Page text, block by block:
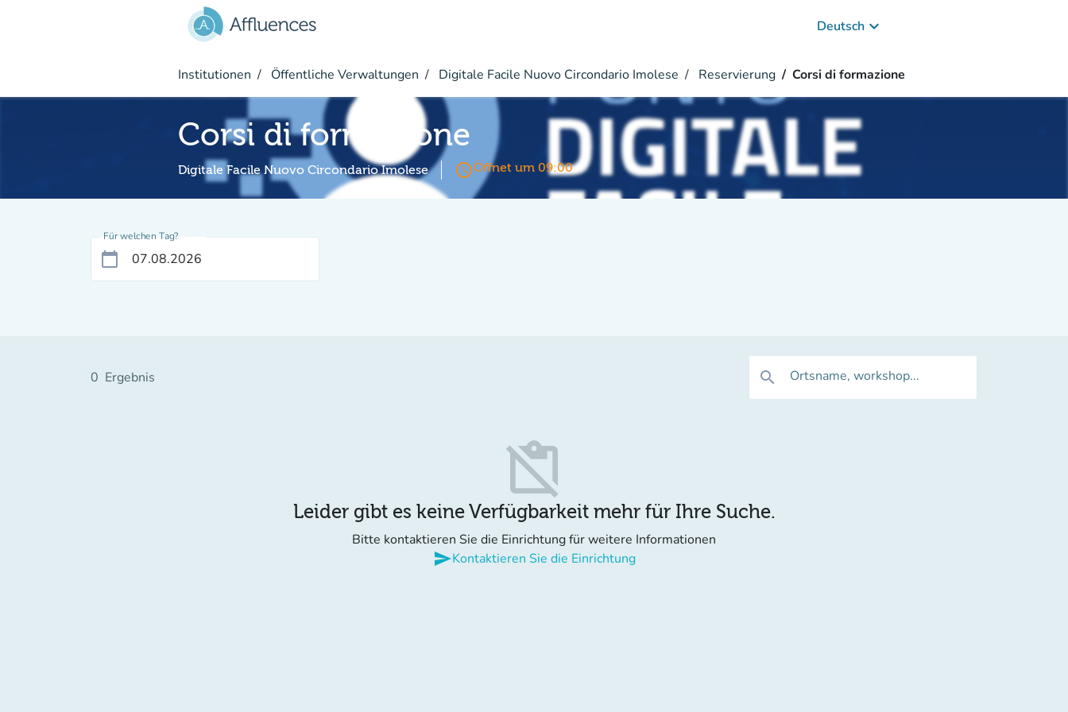
Deutsch keyboard_arrow_down
Institutionen Öffentliche Verwaltungen Digitale Facile Nuovo Circondario Imolese Reservierung Corsi di formazione
Corsi di formazione
Digitale Facile Nuovo Circondario Imolese access_timeÖffnet um 09:00
Für welchen Tag?
calendar_today
0 Ergebnis search Ortsname, workshop...
content_paste_off
Leider gibt es keine Verfügbarkeit mehr für Ihre Suche.
Bitte kontaktieren Sie die Einrichtung für weitere Informationen
sendKontaktieren Sie die Einrichtung